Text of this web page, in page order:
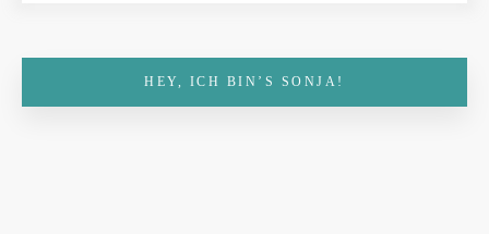
HEY, ICH BIN’S SONJA!